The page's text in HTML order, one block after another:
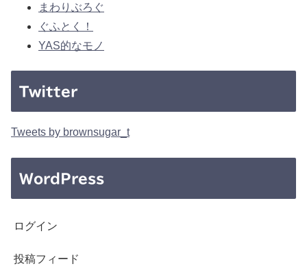
まわりぶろぐ
ぐふとく！
YAS的なモノ
Twitter
Tweets by brownsugar_t
WordPress
ログイン
投稿フィード